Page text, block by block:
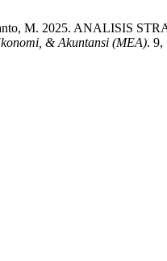
M. 2025. ANALISIS
& Akuntansi (MEA). 9,